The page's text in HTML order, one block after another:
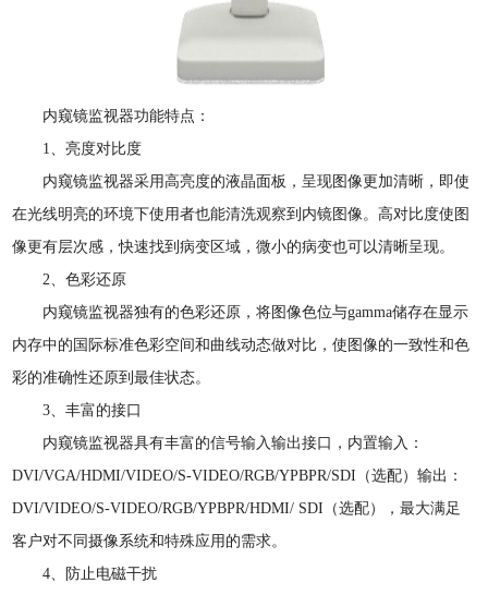
内窥镜监视器功能特点：
1、亮度对比度
内窥镜监视器采用高亮度的液晶面板，呈现图像更加清晰，即使
在光线明亮的环境下使用者也能清洗观察到内镜图像。高对比度使图
像更有层次感，快速找到病变区域，微小的病变也可以清晰呈现。
2、色彩还原
内窥镜监视器独有的色彩还原，将图像色位与gamma储存在显示
内存中的国际标准色彩空间和曲线动态做对比，使图像的一致性和色
彩的准确性还原到最佳状态。
3、丰富的接口
内窥镜监视器具有丰富的信号输入输出接口，内置输入：
DVI/VGA/HDMI/VIDEO/S-VIDEO/RGB/YPBPR/SDI（选配）输出：
DVI/VIDEO/S-VIDEO/RGB/YPBPR/HDMI/ SDI（选配），最大满足
客户对不同摄像系统和特殊应用的需求。
4、防止电磁干扰